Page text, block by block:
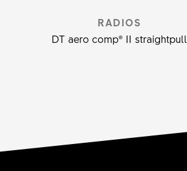
RADIOS
DT aero comp® II straightpull